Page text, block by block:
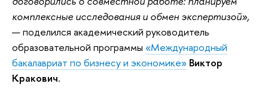
комплексные исследования и обмен экспертизой»,
— поделился академический руководитель
образовательной программы «Международный
бакалавриат по бизнесу и экономике» Виктор
Кракович.